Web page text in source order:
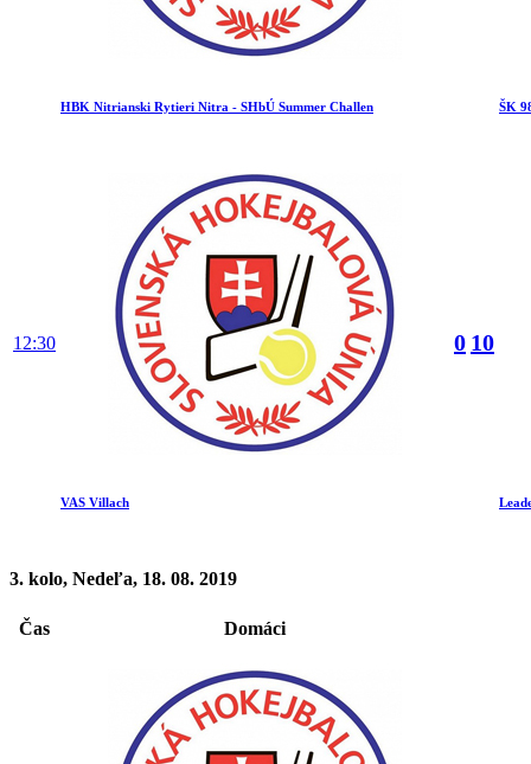
HBK Nitrianski Rytieri Nitra - SHbÚ Summer Challen ŠK
12:30
VAS Villach
0 10
3. kolo, Nedeľa, 18. 08. 2019
Čas Domáci